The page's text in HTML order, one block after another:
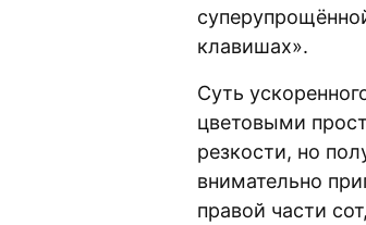
клавишах».
Суть
цветовыми
резкости, но
внимательно
правой части